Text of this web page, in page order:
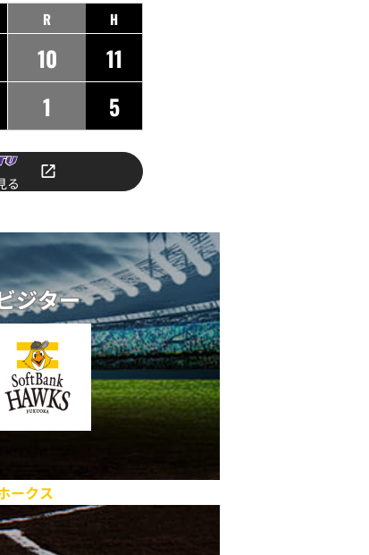
R H
10
11
1
5
る
ジター
ークス